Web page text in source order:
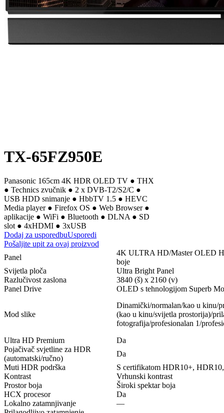
TX-65FZ950E
Panasonic 165cm 4K HDR OLED TV ● THX
● Technics zvučnik ● 2 x DVB-T2/S2/C ●
USB HDD snimanje ● HbbTV 1.5 ● HEVC
Media player ● Firefox OS ● Web Browser ●
aplikacije ● WiFi ● Bluetooth ● DLNA ● SD
slot ● 4xHDMI ● 3xUSB
Dodaj za usporedbuUsporedi
Pošaljite upit za ovaj proizvod
Panel
4K ULTRA HD/Master OLED
boje
Svijetla ploča
Ultra Bright Panel
Razlučivost zaslona
3840 (š) x 2160 (v)
Panel Drive
OLED s tehnologijom Superb
Mod slike
Dinamički/normalan/kao u kinu/
(kao u kinu/svijetla prostorija)/
fotografija/profesionalan 1/
Ultra HD Premium
Da
Pojačivač svjetline za HDR
(automatski/ručno)
Da
Muti HDR podrška
S certifikatom HDR10+,
Kontrast
Vrhunski kontrast
Prostor boja
Široki spektar boja
HCX procesor
Da
Lokalno zatamnjivanje
—